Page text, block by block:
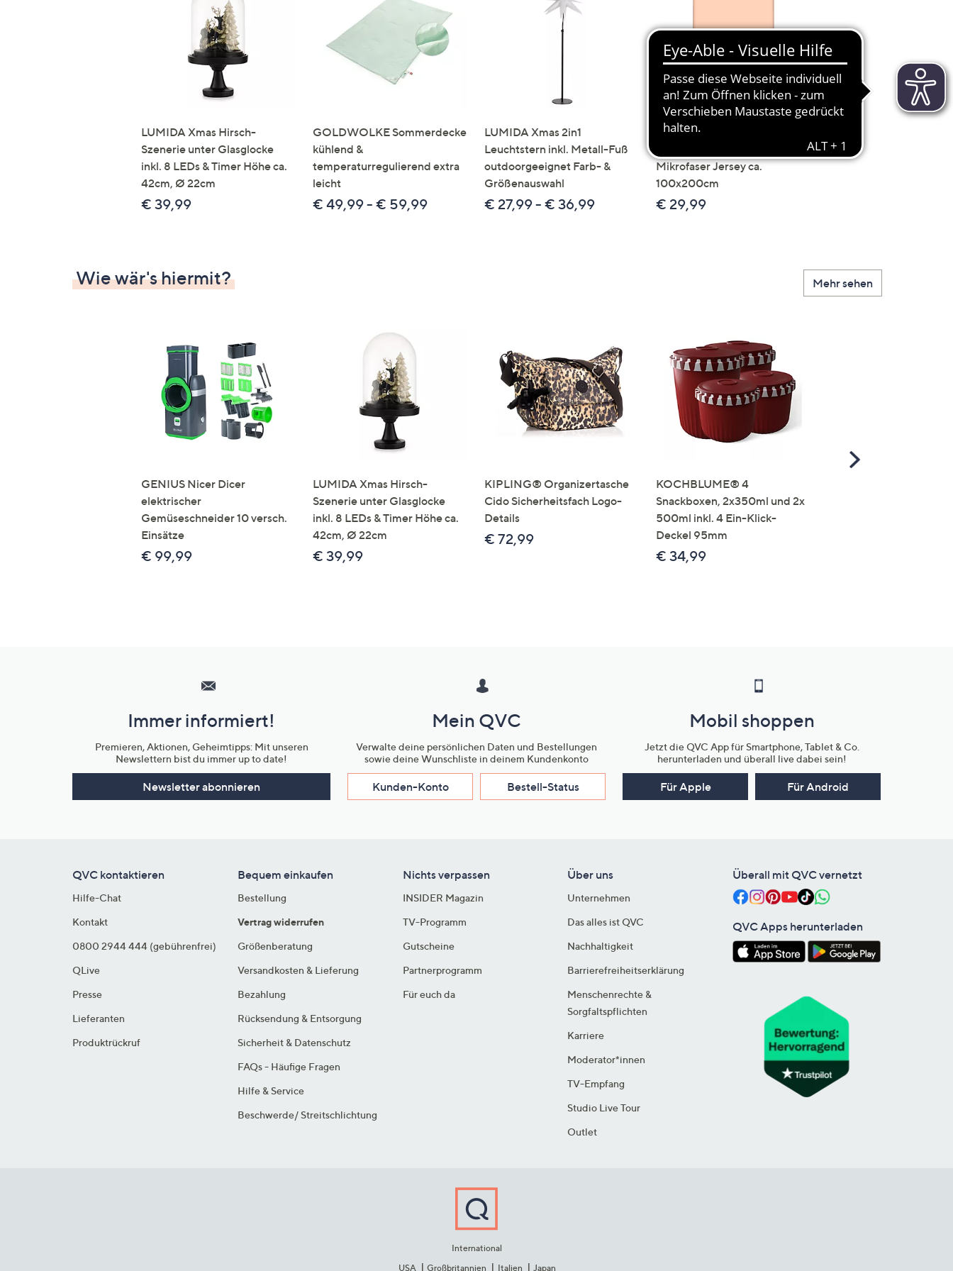
Touch-
Geräten
rechts,
um
diese
anzuzeigen.
LUMIDA Xmas Hirsch-
Szenerie unter Glasglocke
inkl. 8 LEDs & Timer Höhe ca.
42cm, Ø 22cm
€ 39,99
GOLDWOLKE Sommerdecke
kühlend &
temperaturregulierend extra
leicht
€ 49,99 - € 59,99
LUMIDA Xmas 2in1
Leuchtstern inkl. Metall-Fuß
outdoorgeeignet Farb- &
Größenauswahl
€ 27,99 - € 36,99
JERYMOOD 2
Mikrofaser Jersey ca.
100x200cm
€ 29,99
Orchidee Realtouch-
Keramik-Topf
Scroll
Wie wär's hiermit? Mehr sehen
GENIUS Nicer Dicer
elektrischer
Gemüseschneider 10 versch.
Einsätze
€ 99,99
LUMIDA Xmas Hirsch-
Szenerie unter Glasglocke
inkl. 8 LEDs & Timer Höhe ca.
42cm, Ø 22cm
€ 39,99
KIPLING® Organizertasche
Cido Sicherheitsfach Logo-
Details
€ 72,99
KOCHBLUME® 4
Snackboxen, 2x350ml und 2x
500ml inkl. 4 Ein-Klick-
Deckel 95mm
€ 34,99
Scroll
Unternehmensinformationen
Immer informiert!
Premieren, Aktionen, Geheimtipps: Mit unseren
Newslettern bist du immer up to date!
Newsletter abonnieren
Mein QVC
Verwalte deine persönlichen Daten und Bestellungen
sowie deine Wunschliste in deinem Kundenkonto
Kunden-Konto Bestell-Status
Mobil shoppen
Jetzt die QVC App für Smartphone, Tablet & Co.
herunterladen und überall live dabei sein!
Für Apple Für Android
QVC kontaktieren
Hilfe-Chat
Kontakt
0800 2944 444 (gebührenfrei)
QLive
Presse
Lieferanten
Produktrückruf
Bequem einkaufen
Bestellung
Vertrag widerrufen
Größenberatung
Versandkosten & Lieferung
Bezahlung
Rücksendung & Entsorgung
Sicherheit & Datenschutz
FAQs - Häufige Fragen
Hilfe & Service
Beschwerde/ Streitschlichtung
Nichts verpassen
INSIDER Magazin
TV-Programm
Gutscheine
Partnerprogramm
Für euch da
Über uns
Unternehmen
Das alles ist QVC
Nachhaltigkeit
Barrierefreiheitserklärung
Menschenrechte &
Sorgfaltspflichten
Karriere
Moderator*innen
TV-Empfang
Studio Live Tour
Outlet
Überall mit QVC vernetzt
QVC Apps herunterladen
International
USA
Großbritannien Italien Japan